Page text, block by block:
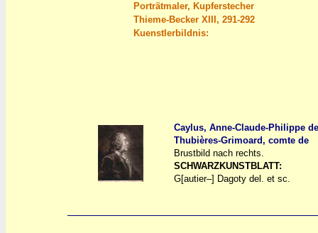
Porträtmaler, Kupferstecher
Thieme-Becker XIII, 291-292
Kuenstlerbildnis:
Caylus, Anne-Claude-Philippe
Thubières-Grimoard, comte de
Brustbild nach rechts.
SCHWARZKUNSTBLATT:
G[autier–] Dagoty del. et sc.